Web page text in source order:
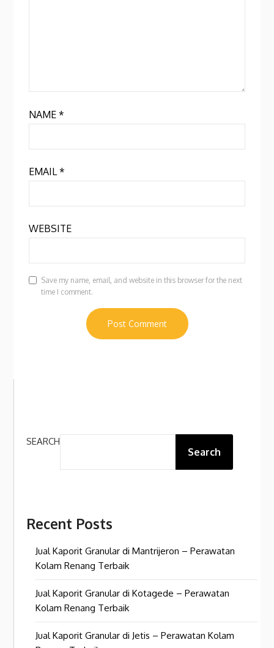
NAME*
EMAIL*
WEBSITE
Save my name, email, and website in this browser for the next
time I comment.
SEARCH
Search
Recent Posts
Jual Kaporit Granular di Mantrijeron – Perawatan
Kolam Renang Terbaik
Jual Kaporit Granular di Kotagede – Perawatan
Kolam Renang Terbaik
Jual Kaporit Granular di Jetis – Perawatan Kolam